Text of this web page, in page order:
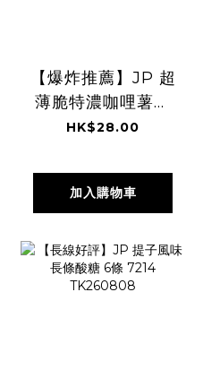
【爆炸推薦】JP 超
薄脆特濃咖哩薯片
3塊 x 5包 2581
HK$28.00
加入購物車